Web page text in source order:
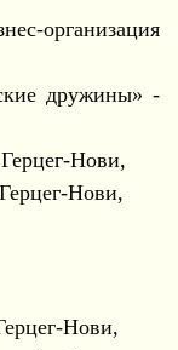
организация
дружины» -
Нови,
Нови,
Нови,